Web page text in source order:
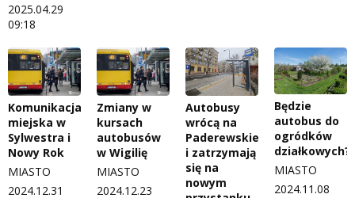
2025.04.29
09:18
Komunikacja
miejska w
Sylwestra i
Nowy Rok
MIASTO
2024.12.31
Zmiany w
kursach
autobusów
w Wigilię
MIASTO
2024.12.23
Autobusy
wrócą na
Paderewskiego
i zatrzymają
się na
nowym
Będzie
autobus do
ogródków
działkowych?
MIASTO
2024.11.08